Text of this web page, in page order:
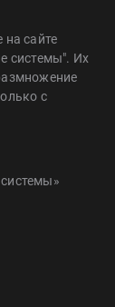
сайте
системы". Их
с